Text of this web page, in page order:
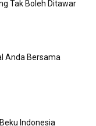
Tak Boleh Ditawar
Anda Bersama
Indonesia